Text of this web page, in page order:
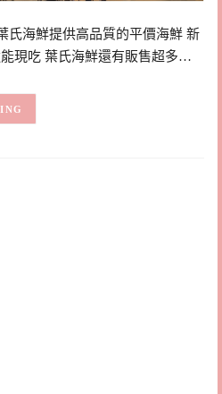
氏海鮮提供高品質的平價海鮮 新
現吃 葉氏海鮮還有販售超多…